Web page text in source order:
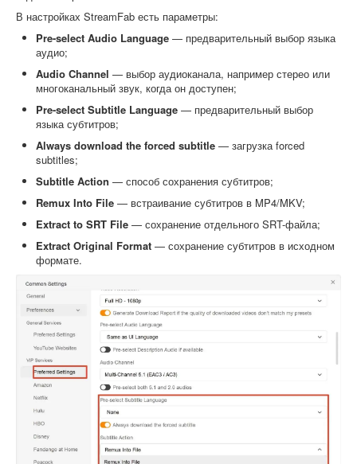
В настройках StreamFab есть параметры:
Pre-select Audio Language — предварительный выбор языка
аудио;
Audio Channel — выбор аудиоканала, например стерео или
многоканальный звук, когда он доступен;
Pre-select Subtitle Language — предварительный выбор
языка субтитров;
Always download the forced subtitle — загрузка forced
subtitles;
Subtitle Action — способ сохранения субтитров;
Remux Into File — встраивание субтитров в MP4/MKV;
Extract to SRT File — сохранение отдельного SRT-файла;
Extract Original Format — сохранение субтитров в исходном
формате.